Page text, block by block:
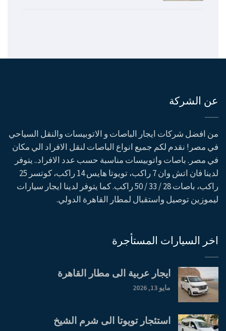
عن الشركة
من افضل شركات ايجار الباصات و الاتوبيسات والنقل السياحي
في مصر! نقدم لكم جميع انواع الباصات لنقل الافراد الي مكان
في مصر. باصات واتوبيسات مناسبة حسب عدد الافراد.. يتوفر
لدينا فان اتش وان 7 راكب، تويوتا هايس 14 راكب، كوتسر 25
راكب، باصات 28 / 33 / 50 راكب. كما يتوفر لدينا ايجار سيارات
ليموزين توصيل واستقبال لمطار القاهرة الدولي.
اخر السيارات المستأجرة
ايجار عربية الى مطار القاهرة
مايو 13, 2026
استئجار تويوتا الى شرم الشيخ